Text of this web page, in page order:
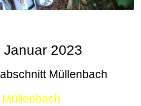
Januar 2023
Müllenbach
Müllenbach